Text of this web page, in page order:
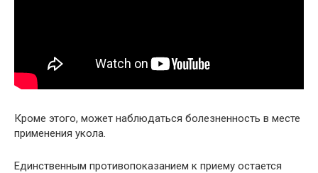
Кроме этого, может наблюдаться болезненность в месте
применения укола.
Единственным противопоказанием к приему остается